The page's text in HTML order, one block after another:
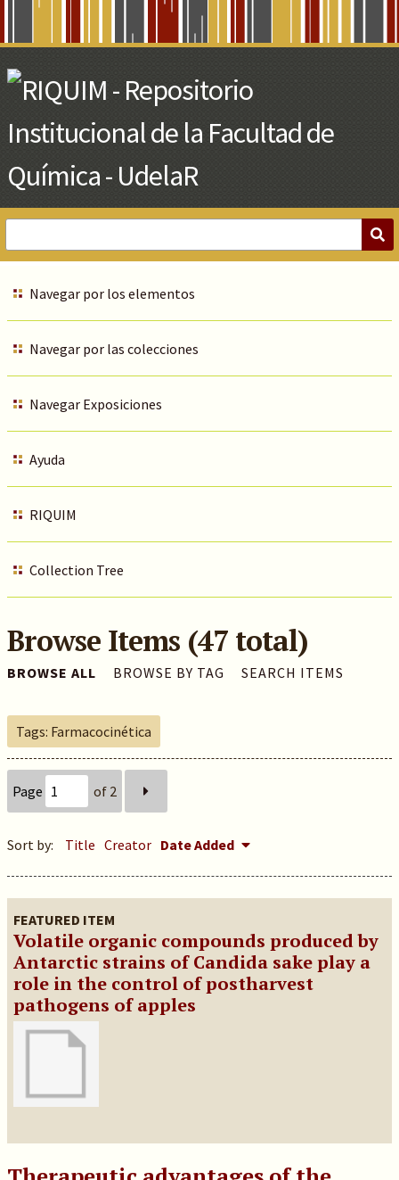
Main
Content
Navegar por los elementos
Navegar por las colecciones
Navegar Exposiciones
Ayuda
RIQUIM
Collection Tree
Browse Items (47 total)
BROWSE ALL BROWSE BY TAG SEARCH ITEMS
Tags: Farmacocinética
Page of 2
Sort by: Title Creator Date Added
FEATURED ITEM
Volatile organic compounds produced by
Antarctic strains of Candida sake play a
role in the control of postharvest
pathogens of apples